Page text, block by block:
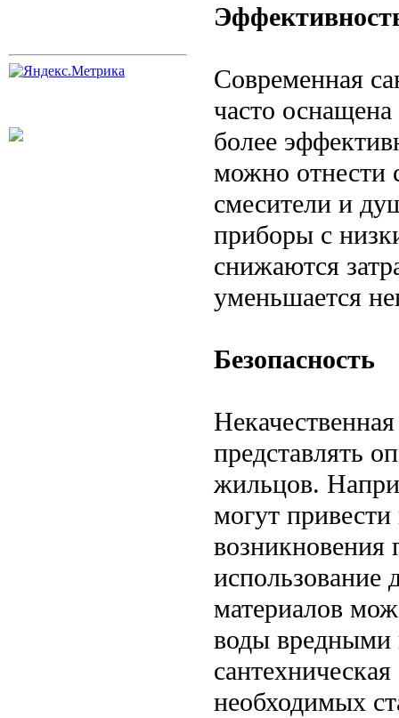
Современная
часто
более
можно отнести
смесители и
приборы с
снижаются
уменьшается
Безопасность
представлять
жильцов.
могут
возникновения
материалов
воды вредными
необходимых